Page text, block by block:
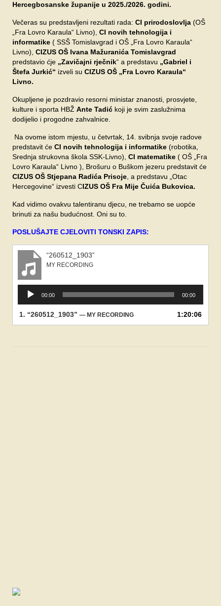
Hercegbosanske županije u 2025./2026. godini.
Večeras su predstavljeni rezultati rada: CI prirodoslovlja (OŠ
„Fra Lovro Karaula“ Livno), CI novih tehnologija i
informatike ( SSŠ Tomislavgrad i OŠ „Fra Lovro Karaula“
Livno), CIZUS OŠ Ivana Mažuranića Tomislavgrad
predstavio ćje „Zavičajni rječnik“ a predstavu „Gabriel i
Štefa Jurkić“ izveli su CIZUS OŠ „Fra Lovro Karaula“
Livno.
Okupljene je pozdravio resorni ministar znanosti, prosvjete,
kulture i sporta HBŽ Ante Tadić koji je svim zaslužnima
dodijelio i progodne zahvalnice.
Na ovome istom mjestu, u četvrtak, 14. svibnja svoje radove
predstavit će CI novih tehnologija i informatike (robotika,
Srednja strukovna škola SSK-Livno), CI matematike ( OŠ „Fra
Lovro Karaula“ Livno ), Brošuru o Buškom jezeru predstavit će
CIZUS OŠ Stjepana Radića Prisoje, a predstavu „Otac
Hercegovine“ izvesti CIZUS OŠ Fra Mije Čuića Bukovica.
Kad vidimo ovakvu talentiranu djecu, ne trebamo se uopće
brinuti za našu budućnost. Oni su to.
POSLUŠAJTE CJELOVITI TONSKI ZAPIS:
“260512_1903”
MY RECORDING
Reproduktor
audiozapisa
00:00 00:00
1. “260512_1903” — MY RECORDING 1:20:06